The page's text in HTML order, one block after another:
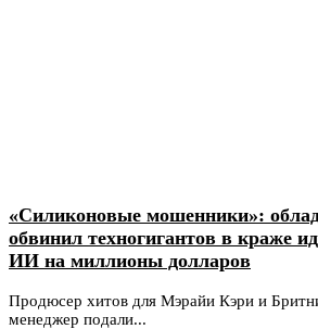
«Силиконовые мошенники»:
обвинил техногигантов в краже
ИИ на миллионы долларов
Продюсер хитов для Мэрайи Кэри и
менеджер подали...